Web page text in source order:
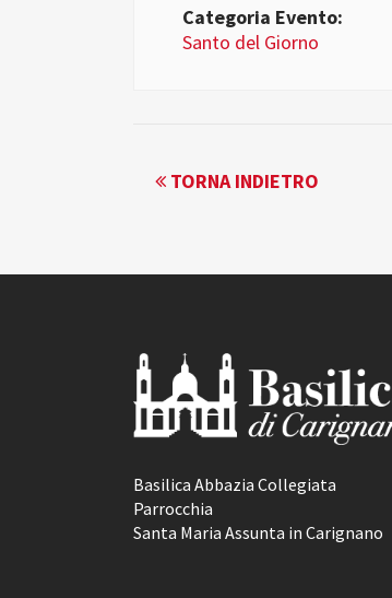
Categoria Evento:
Santo del Giorno
EVENTO
TORNA INDIETRO
Basilica Abbazia Collegiata
Parrocchia
Santa Maria Assunta in Carignano